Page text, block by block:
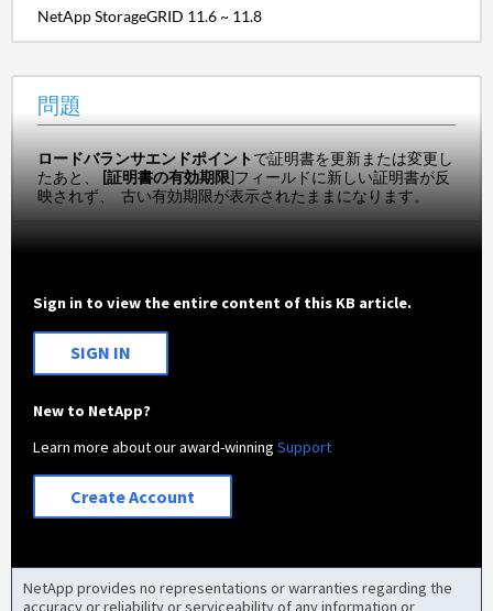
NetApp StorageGRID 11.6 ~ 11.8
問題
ロードバランサエンドポイントで証明書を更新または変更し
たあと、 [証明書の有効期限]フィールドに新しい証明書が反
映されず、 古い有効期限が表示されたままになります。
Sign in to view the entire content of this KB article.
SIGN IN
New to NetApp?
Learn more about our award-winningSupport
Create Account
NetApp provides no representations or warranties regarding the
accuracy or reliability or serviceability of any information or